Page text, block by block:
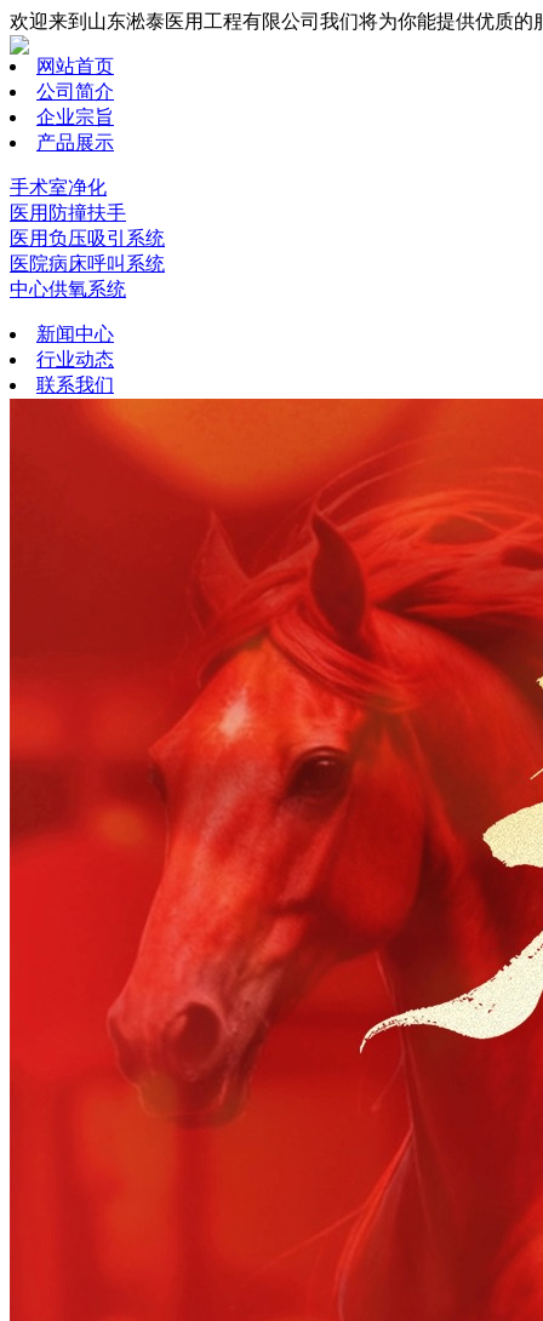
欢迎来到山东淞泰医用工程有限公司我们将为你能提供优质的
网站首页
公司简介
企业宗旨
产品展示
手术室净化
医用防撞扶手
医用负压吸引系统
医院病床呼叫系统
中心供氧系统
新闻中心
行业动态
联系我们